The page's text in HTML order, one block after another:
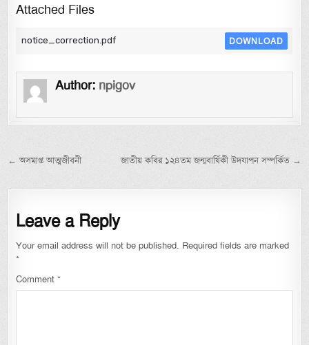
Attached Files
notice_correction.pdf DOWNLOAD
Author: npigov
Post navigationজাতীয় কবির ১২৪তম জন্মবার্ষিকী উদযাপন সম্পর্কিত →
← অসমাপ্ত আত্মজীবনী
Leave a Reply
Your email address will not be published. Required fields are marked
*
Comment*